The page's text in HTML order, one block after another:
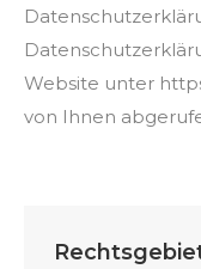
Website unter
von Ihnen